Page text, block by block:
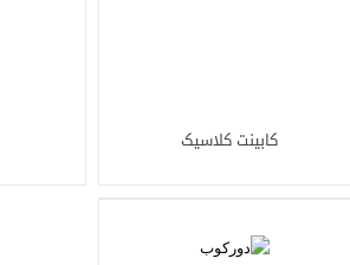
کابینت کلاسیک